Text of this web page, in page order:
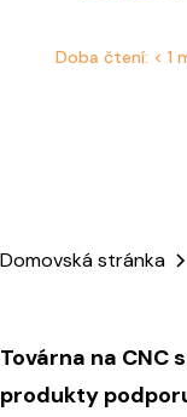
Doba čtení: < 1
Domovská stránka
Továrna na CNC
produkty